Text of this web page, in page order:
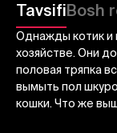
TavsifiBosh
Однажды котик и
хозяйстве. Они
половая тряпка
вымыть пол
кошки. Что же